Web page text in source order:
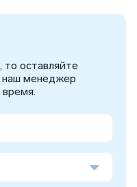
то оставляйте
наш менеджер
время.